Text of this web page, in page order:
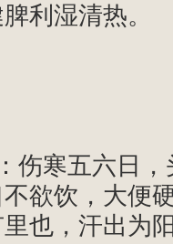
利湿清热。
伤寒五六日
欲饮，大便
也，汗出为